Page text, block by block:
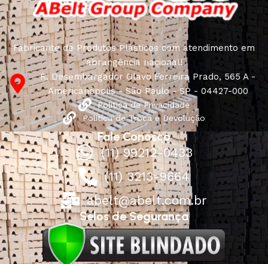
Fabricante de Produtos Plásticos com atendimento em
abrangência nacional!
R. Desembargador Olavo Ferreira Prado, 565 A -
Americanópolis - São Paulo - SP - 04427-000
Política de Privacidade
Política de Troca e Devolução
Fale Conosco
(11) 99212-0433
(11) 3213-9664
abelt@abelt.com.br
Selos de Segurança